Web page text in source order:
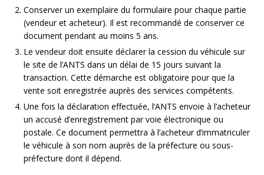
Conserver un exemplaire du formulaire pour chaque partie
(vendeur et acheteur). Il est recommandé de conserver ce
document pendant au moins 5 ans.
Le vendeur doit ensuite déclarer la cession du véhicule sur
le site de l’ANTS dans un délai de 15 jours suivant la
transaction. Cette démarche est obligatoire pour que la
vente soit enregistrée auprès des services compétents.
Une fois la déclaration effectuée, l’ANTS envoie à l’acheteur
un accusé d’enregistrement par voie électronique ou
postale. Ce document permettra à l’acheteur d’immatriculer
le véhicule à son nom auprès de la préfecture ou sous-
préfecture dont il dépend.